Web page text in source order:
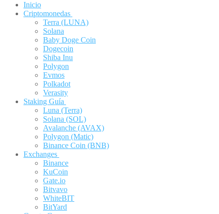
Inicio
Criptomonedas
Terra (LUNA)
Solana
Baby Doge Coin
Dogecoin
Shiba Inu
Polygon
Evmos
Polkadot
Verasity
Staking Guía
Luna (Terra)
Solana (SOL)
Avalanche (AVAX)
Polygon (Matic)
Binance Coin (BNB)
Exchanges
Binance
KuCoin
Gate.io
Bitvavo
WhiteBIT
BitYard